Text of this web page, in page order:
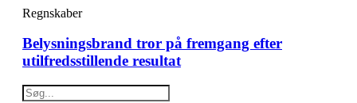
Regnskaber
Belysningsbrand tror på fremgang efter
utilfredsstillende resultat